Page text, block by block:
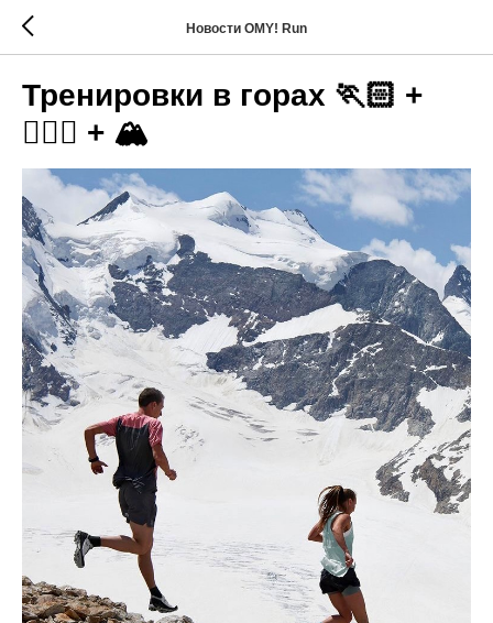
Новости OMY! Run
Тренировки в горах 🏃🏻 +
🚴🏼‍♀️ + 🏔